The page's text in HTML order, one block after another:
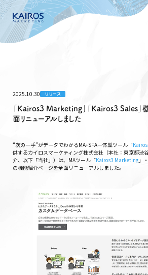
2025.10.30 リリース
「Kairos3 Marketing」「Kairos3 Sales」
面リニューアルしました
“次の一手”がデータでわかるMA+SFA一体型ツール「
供するカイロスマーケティング株式会社（本社：東京都渋
介、以下「当社」）は、MAツール「Kairos3 Marketing 」
の機能紹介ページを全面リニューアルしました。